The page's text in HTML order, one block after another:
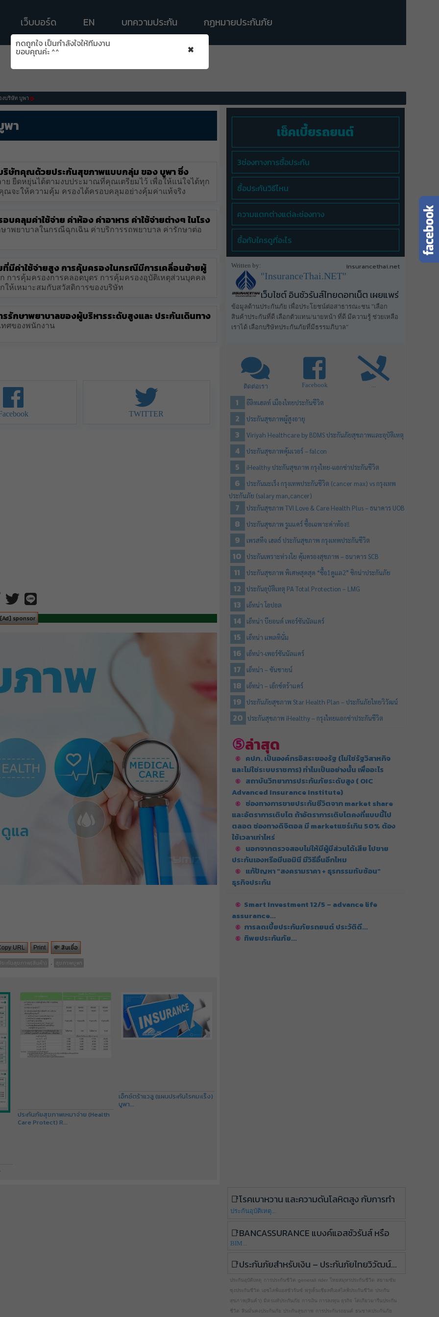
เว็บบอร์ด EN บทความประกัน กฏหมายประกันภัย
บริษัท บูพา
พา
ริษัทคุณด้วยประกันสุขภาพแบบกลุ่ม ของ บูพา ซึ่ง
ย ยืดหยุ่นได้ตามงบประมาณที่คุณเตรียมไว้ เพื่อให้แน่ใจได้ทุก
จะให้ความคุ้ม ครองได้ครอบคลุมอย่างคุ้มค่าแท้จริง
บคลุมค่าใช้จ่าย ค่าห้อง ค่าอาหาร ค่าใช้จ่ายต่างๆ ในโรง
าพยาบาลในกรณีฉุกเฉิน ค่าบริการรถพยาบาล ค่ารักษาต่อ
มีค่าใช้จ่ายสูง การคุ้มครองในกรณีมีการเคลื่อนย้ายผู้
การคุ้มครองการคลอดบุตร การคุ้มครองอุบัติเหตุส่วนบุคคล
ให้เหมาะสมกับสวัสดิการของบริษัท
รักษาพยาบาลของผู้บริหารระดับสูงและ ประกันเดินทาง
ทศของพนักงาน
TWITTER
sponsor
กดถูกใจ เป็นกำลังใจให้ทีมงาน
ขอบคุณค่ะ ^^ ×
URL Print 💸 สินเชื่อ
ระกันสุขภาพ(สินค้า) . สุขภาพบูพา
ประกันภัยสุขภาพเหมาจ่าย (Health
Care Protect) R...
เอ็กซ์ตร้าแวลู (แผนประกันโรคมะเร็ง)
บูพา...
เช็คเบี้ยรถยนต์
3ช่องทางการซื้อประกัน
ซื้อประกันวิธีไหน
ความแตกต่างแต่ละช่องทาง
ซื้อกับใครดูที่อะไร
Written by: insurancethai.net
"InsuranceThai.NET"
เว็บไซต์ อินชัวรันส์ไทยดอทเน็ต เผยแพร่
ข้อมูลด้านประกันภัย เพื่อประโยชน์ต่อสาธารณะชน "เลือก
สินค้าประกันที่ดี เลือกตัวแทน/นายหน้า ที่ดี มีความรู้ ช่วยเหลือ
เราได้ เลือกบริษัทประกันภัยที่มีธรรมภิบาล"
ติดต่อเรา Facebook ...
อีลิทเฮลท์ เมืองไทยประกันชีวิต
ประกันสุขภาพผู้สูงอายุ
Viriyah Healthcare by BDMS ประกันภัยสุขภาพและอุบัติเหตุ
ประกันสุขภาพคุ้มเวอร์ – falcon
iHealthy ประกันสุขภาพ กรุงไทย-แอกซ่าประกันชีวิต
ประกันมะเร็ง กรุงเทพประกันชีวิต (cancer max) vs กรุงเทพ
ประกันภัย (salary man,cancer)
ประกันสุขภาพ TVI Love & Care Health Plus – ธนาคาร UOB
ประกันสุขภาพ รูมแคร์ ซื้อเฉพาะค่าห้อง!!
เพรสทีจ เฮลธ์ ประกันสุขภาพ กรุงเทพประกันชีวิต
ประกันเพราะห่วงใย คุ้มครองสุขภาพ – ธนาคาร SCB
ประกันสุขภาพ พิเศษสุดสุด “ซื้อ1ดูแล2” ซิกน่าประกันภัย
ประกันอุบัติเหตุ PA Total Protection – LMG
เอ็ทน่า โอปอล
เอ็ทน่า บียอนด์ เพอร์ซันนัลแคร์
เอ็ทน่า แพลทินั่ม
เอ็ทน่า-เพอร์ซันนัลแคร์
เอ็ทน่า – ซันชายน์
เอ็ทน่า – เอ็กซ์ตร้าแคร์
ประกันภัยสุขภาพ Star Health Plan – ประกันภัยไทยวิวัฒน์
ประกันสุขภาพ iHealthy – กรุงไทยแอกซ่าประกันชีวิต
ล่าสุด
คปภ. เป็นองค์กรอิสระของรัฐ (ไม่ใช่รัฐวิสาหกิจ
และไม่ใช่ระบบราชการ) ทำไมเป็นอย่างนั้น เพื่ออะไร
สถาบันวิทยาการประกันภัยระดับสูง ( OIC
Advanced Insurance Institute)
ช่องทางการขายประกันชีวิตจาก market share
และอัตราการเติบโต ถ้าอัตราการเติบโตคงที่แบบนี้ไป
ตลอด ช่องทางดิจิตอล มี marketแชร์เกิน 50% ต้อง
ใช้เวลาเท่าไหร่
นอกจากตรวจสอบไม่ให้มีผู้มีส่วนได้เสีย ไปขาย
ประกันเองหรือมีนอมินี มีวิธีอื่นอีกไหม
แก้ปัญหา "สงครามราคา + ธุรกรรมทับซ้อน"
ธุรกิจประกัน
Smart Investment 12/5 – advance life
assurance...
การลดเบี้ยประกันภัยรถยนต์ ประวัติดี...
ทิพยประกันภัย...
โรคเบาหวาน และความดันโลหิตสูง กับการทำ
ประกันอุบัติเหตุ...
Bancassurance แบงค์แอสชัวรันส์ หรือ
BIM...
ประกันภัยสำหรับเงิน – ประกันภัยไทยวิวัฒน์...
ประกันอุบัติเหตุ การประกันชีวิต generali rider ไทยสมุทรประกันชีวิต สยามซัม
ซุงประกันชีวิต เอซไลฟ์แอสชัวรันซ์ พรูเด็นเชียลทีเอสไลฟ์ประกันชีวิต ประกัน
สุขภาพ(สินค้า) มิตรแท้ประกันภัย การเงิน การลงทุน ธุรกิจ
โตเกียวมารีนประกัน
ชีวิต สินมั่นคงประกันภัย ประกันสุขภาพ การประกันรถยนต์ ธนชาตประกันภัย